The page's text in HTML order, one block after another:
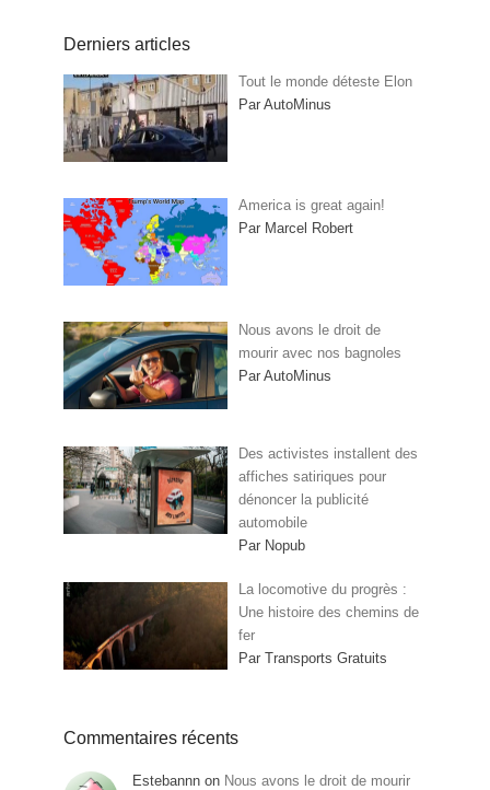
Derniers articles
Tout le monde déteste Elon
Par AutoMinus
America is great again!
Par Marcel Robert
Nous avons le droit de
mourir avec nos bagnoles
Par AutoMinus
Des activistes installent des
affiches satiriques pour
dénoncer la publicité
automobile
Par Nopub
La locomotive du progrès :
Une histoire des chemins de
fer
Par Transports Gratuits
Commentaires récents
Estebannn on Nous avons le droit de mourir